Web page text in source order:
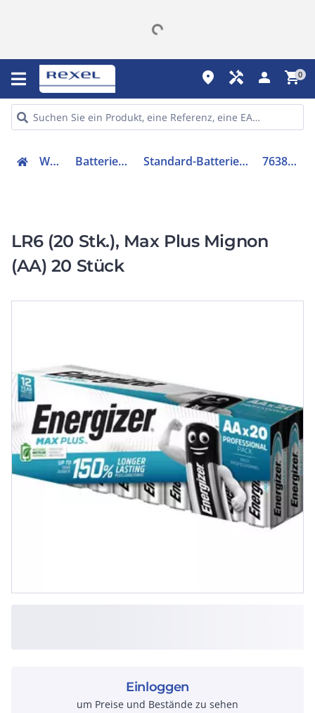
place handyman person shopping_cart0
Werkzeuge Batterien & Ladegeräte Standard-Batterie (nicht wiederaufladbar) 7638900423372
LR6 (20 Stk.), Max Plus Mignon
(AA) 20 Stück
Einloggen
um Preise und Bestände zu sehen